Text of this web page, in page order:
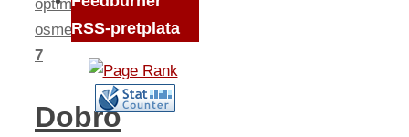
optimizam,
osmeh
7
Dobro
RSS-pretplata